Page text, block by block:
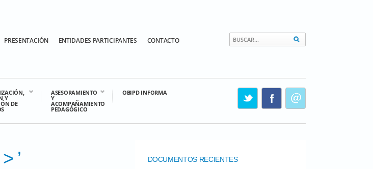
PRESENTACIÓN ENTIDADES PARTICIPANTES CONTACTO
Y
DE
ASESORAMIENTO
Y
ACOMPAÑAMIENTO
PEDAGÓGICO
OBIPD INFORMA
’ DOCUMENTOS RECIENTES